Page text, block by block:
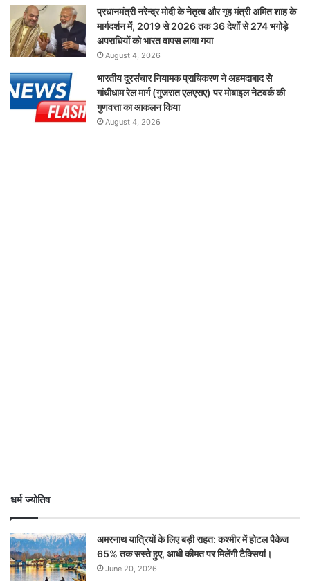
प्रधानमंत्री नरेन्द्र मोदी के नेतृत्व और गृह मंत्री अमित शाह के
मार्गदर्शन में, 2019 से 2026 तक 36 देशों से 274 भगोड़े
अपराधियों को भारत वापस लाया गया
August 4, 2026
भारतीय दूरसंचार नियामक प्राधिकरण ने अहमदाबाद से
गांधीधाम रेल मार्ग (गुजरात एलएसए) पर मोबाइल नेटवर्क की
गुणवत्ता का आकलन किया
August 4, 2026
धर्म ज्योतिष
अमरनाथ यात्रियों के लिए बड़ी राहत: कश्मीर में होटल पैकेज
65% तक सस्ते हुए, आधी कीमत पर मिलेंगी टैक्सियां।
June 20, 2026